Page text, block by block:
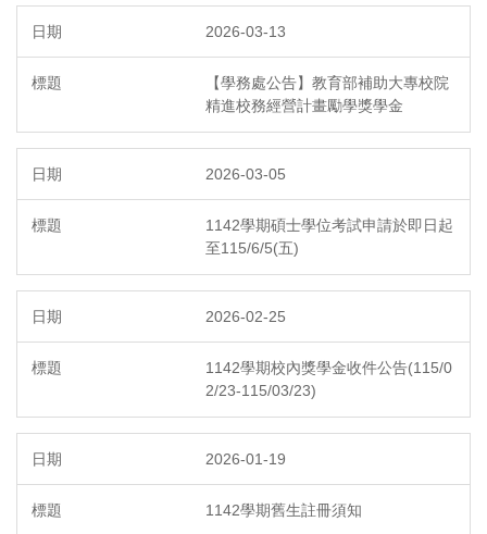
2026-03-13
【學務處公告】教育部補助大專校院
精進校務經營計畫勵學獎學金
2026-03-05
1142學期碩士學位考試申請於即日起
至115/6/5(五)
2026-02-25
1142學期校內獎學金收件公告(115/0
2/23-115/03/23)
2026-01-19
1142學期舊生註冊須知